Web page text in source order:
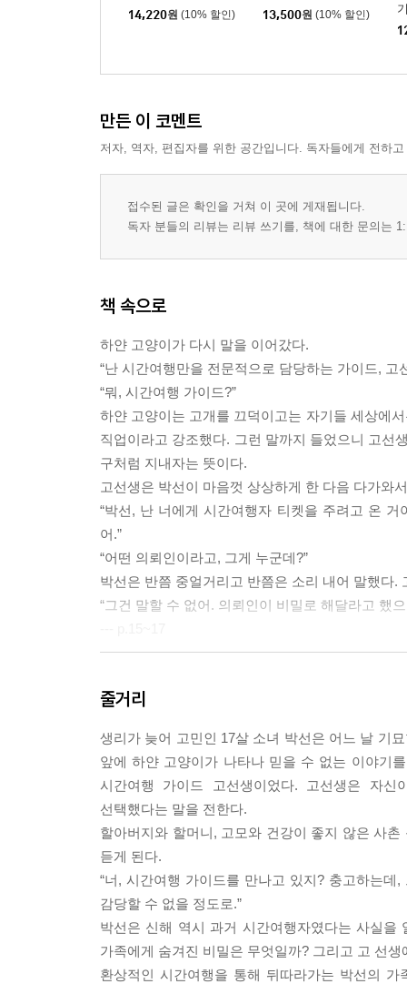
14,220원 (10% 할인) 13,500원 (10% 할인)
만든 이 코멘트
저자, 역자, 편집자를 위한 공간입니다. 독자들에게 전하
접수된 글은 확인을 거쳐 이 곳에 게재됩니다.
독자 분들의 리뷰는 리뷰 쓰기를, 책에 대한 문의는
책 속으로
하얀 고양이가 다시 말을 이어갔다.
“난 시간여행만을 전문적으로 담당하는 가이드, 고
“뭐, 시간여행 가이드?”
하얀 고양이는 고개를 끄덕이고는 자기들 세상에
직업이라고 강조했다. 그런 말까지 들었으니 고선
구처럼 지내자는 뜻이다.
고선생은 박선이 마음껏 상상하게 한 다음 다가와
“박선, 난 너에게 시간여행자 티켓을 주려고 온
어.”
“어떤 의뢰인이라고, 그게 누군데?”
박선은 반쯤 중얼거리고 반쯤은 소리 내어 말했다
“그건 말할 수 없어. 의뢰인이 비밀로 해달라고 했으
신해가
하고 물었다. 박선은 그 자리에 얼어붙었다. 뭔가
보았다.
“그 가이드가 너한테 갔을 줄은 상상도 못 했어.
박선은 그 말을 이해할 수가 없어서 그냥 가만히 있
긴 머리카락이 신해의 얼굴을 가리고 있었다. (…)
“그리고 충고하는데, 그 가이드 더 이상 만나지
로 부탁하는 거야. 시간여행 경험자로 서, 네 사촌으
신해의 목소리는 새벽 한기만큼이나 차갑게 박선
아서서 동굴처럼 까만 뒷모습만 보여주고는, 때
고 말했다. --- p.56~58
줄거리
생리가 늦어 고민인 17살 소녀 박선은 어느 날 기
앞에 하얀 고양이가 나타나 믿을 수 없는 이야기
시간여행 가이드 고선생이었다. 고선생은 자
선택했다는 말을 전한다.
할아버지와 할머니, 고모와 건강이 좋지 않은 사
듣게 된다.
“너, 시간여행 가이드를 만나고 있지? 충고하는
감당할 수 없을 정도로.”
박선은 신해 역시 과거 시간여행자였다는 사실
가족에게 숨겨진 비밀은 무엇일까? 그리고 고 선생
환상적인 시간여행을 통해 뒤따라가는 박선의